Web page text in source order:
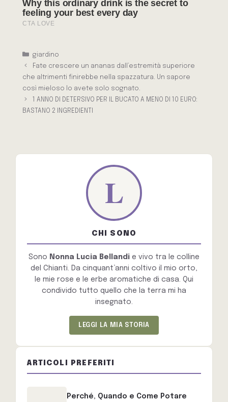
Categorie
giardino
Fate crescere un ananas dall’estremità superiore
che altrimenti finirebbe nella spazzatura. Un sapore
così mieloso lo avete solo sognato.
1 ANNO DI DETERSIVO PER IL BUCATO A MENO DI 10 EURO:
BASTANO 2 INGREDIENTI
CHI SONO
Sono Nonna Lucia Bellandi e vivo tra le colline
del Chianti. Da cinquant’anni coltivo il mio orto,
le mie rose e le erbe aromatiche di casa. Qui
condivido tutto quello che la terra mi ha
insegnato.
LEGGI LA MIA STORIA
ARTICOLI PREFERITI
Perché, Quando e Come Potare